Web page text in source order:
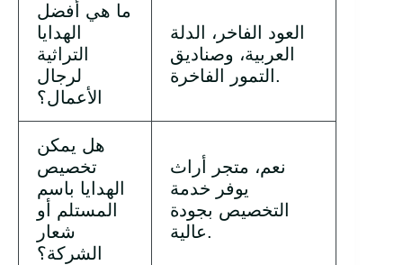
ما هي أفضل
الهدايا
التراثية
لرجال
الأعمال؟
العود الفاخر، الدلة
العربية، وصناديق
التمور الفاخرة.
هل يمكن
تخصيص
الهدايا باسم
المستلم أو
شعار
الشركة؟
نعم، متجر أراث
يوفر خدمة
التخصيص بجودة
عالية.